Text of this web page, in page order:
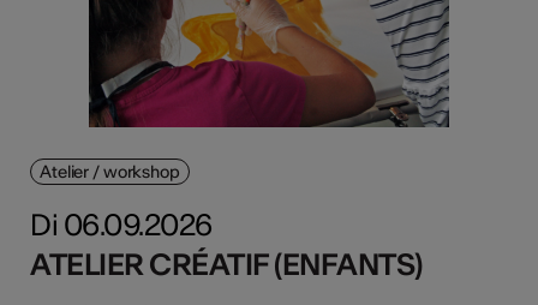
Atelier / workshop
Di 06.09.2026
ATELIER CRÉATIF (ENFANTS)